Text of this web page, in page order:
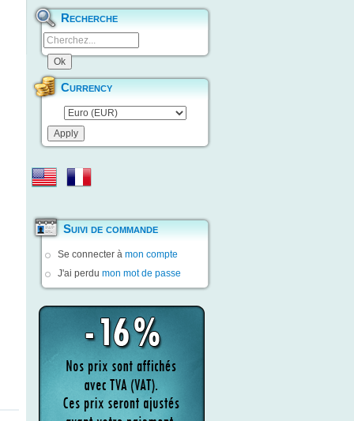
Recherche
Currency
Suivi de commande
Se connecter à mon compte
J'ai perdu mon mot de passe